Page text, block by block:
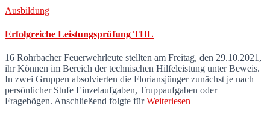
Ausbildung
Erfolgreiche Leistungsprüfung THL
16 Rohrbacher Feuerwehrleute stellten am Freitag, den 29.10.2021,
ihr Können im Bereich der technischen Hilfeleistung unter Beweis.
In zwei Gruppen absolvierten die Floriansjünger zunächst je nach
persönlicher Stufe Einzelaufgaben, Truppaufgaben oder
Fragebögen. Anschließend folgte fürWeiterlesen